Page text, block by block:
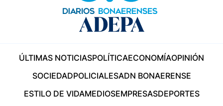
ÚLTIMAS NOTICIASPOLÍTICAECONOMÍAOPINIÓN
SOCIEDADPOLICIALESADN BONAERENSE
ESTILO DE VIDAMEDIOSEMPRESASDEPORTES